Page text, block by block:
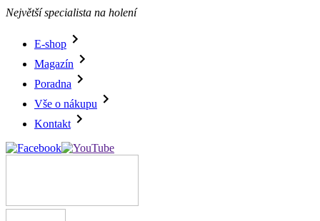
Největší specialista na holení
E-shop
Magazín
Poradna
Vše o nákupu
Kontakt